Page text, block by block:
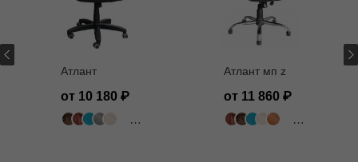
Атлант
от 10 180
502 цвета
Атлант мп z
от 11 860
502 цвета